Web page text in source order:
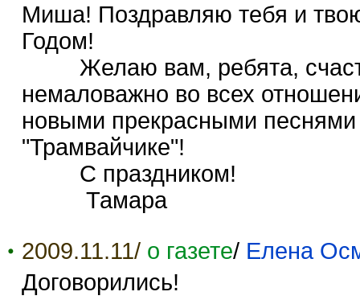
Миша! Поздравляю тебя и
Годом!
Желаю вам, ребята,
немаловажно во всех
новыми прекрасными песнями
"Трамвайчике"!
С праздником!
Тамара
2009.11.11/ о газете/ Елена
Договорились!